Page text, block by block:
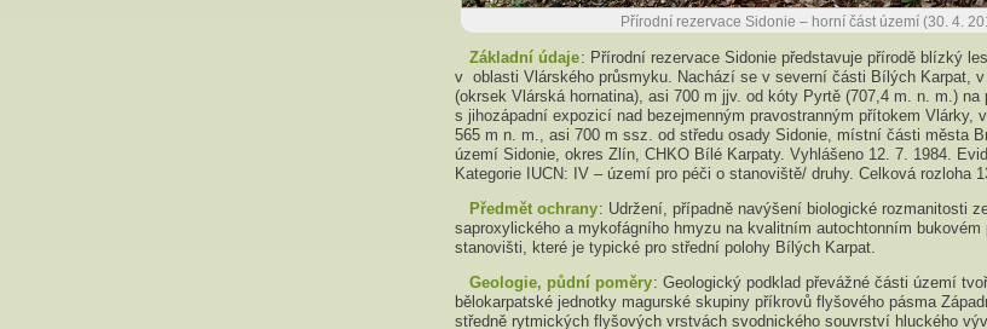
Přírodní rezervace Sidonie – horní část území (30. 4.
Základní údaje: Přírodní rezervace Sidonie představuje přírodě blízký
v oblasti Vlárského průsmyku. Nachází se v severní části Bílých Karpat, v
(okrsek Vlárská hornatina), asi 700 m jjv. od kóty Pyrtě (707,4 m. n. m.)
s jihozápadní expozicí nad bezejmenným pravostranným přítokem Vlárky,
565 m n. m., asi 700 m ssz. od středu osady Sidonie, místní části města
území Sidonie, okres Zlín, CHKO Bílé Karpaty. Vyhlášeno 12. 7. 1984.
Kategorie IUCN: IV – území pro péči o stanoviště/ druhy. Celková rozloha
Předmět ochrany: Udržení, případně navýšení biologické rozmanitosti
saproxylického a mykofágního hmyzu na kvalitním autochtonním bukovém
stanovišti, které je typické pro střední polohy Bílých Karpat.
Geologie, půdní poměry: Geologický podklad převážné části území
bělokarpatské jednotky magurské skupiny příkrovů flyšového pásma
středně rytmických flyšových vrstvách svodnického souvrství hluckého